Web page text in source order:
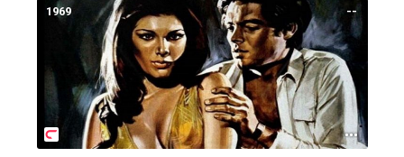
--
1969